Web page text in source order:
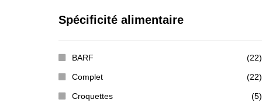
Spécificité alimentaire
BARF (22)
Complet (22)
Croquettes (5)